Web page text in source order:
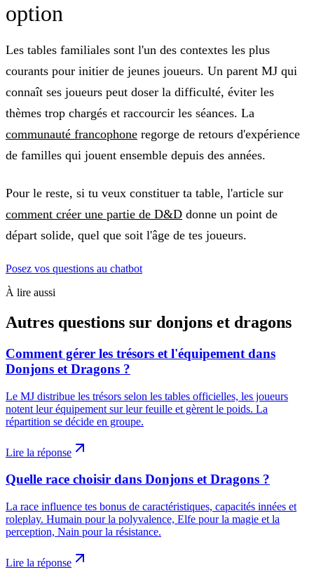
option
Les tables familiales sont l'un des contextes les plus
courants pour initier de jeunes joueurs. Un parent MJ qui
connaît ses joueurs peut doser la difficulté, éviter les
thèmes trop chargés et raccourcir les séances. La
communauté francophone regorge de retours d'expérience
de familles qui jouent ensemble depuis des années.
Pour le reste, si tu veux constituer ta table, l'article sur
comment créer une partie de D&D donne un point de
départ solide, quel que soit l'âge de tes joueurs.
Posez vos questions au chatbot
À lire aussi
Autres questions sur donjons et dragons
Comment gérer les trésors et l'équipement dans
Donjons et Dragons ?
Le MJ distribue les trésors selon les tables officielles, les joueurs
notent leur équipement sur leur feuille et gèrent le poids. La
répartition se décide en groupe.
Lire la réponse
Quelle race choisir dans Donjons et Dragons ?
La race influence tes bonus de caractéristiques, capacités innées et
roleplay. Humain pour la polyvalence, Elfe pour la magie et la
perception, Nain pour la résistance.
Lire la réponse